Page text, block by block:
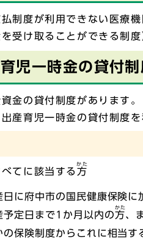
制度が利用できない医療
受け取ることができる制
児一時金の貸付制
金の貸付制度があります。
産育児一時金の貸付制度
てに該当する 方
かた
日に府中市の国民健康保険に
予定日まで1か月以内の方
かた
、
の保険制度からこれに相当す